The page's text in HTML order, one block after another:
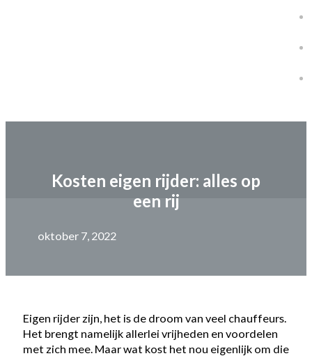
Kosten eigen rijder: alles op
een rij
oktober 7, 2022
Eigen rijder zijn, het is de droom van veel chauffeurs.
Het brengt namelijk allerlei vrijheden en voordelen
met zich mee. Maar wat kost het nou eigenlijk om die